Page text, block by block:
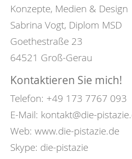
Konzepte, Medien & Design
Sabrina Vogt, Diplom MSD
Goethestraße 23
64521 Groß-Gerau
Kontaktieren Sie mich!
Telefon: +49 173 7767 093
E-Mail: kontakt@die-
Web: www.die-pistazie.de
Skype: die-pistazie